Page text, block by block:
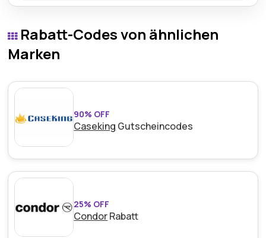
Neue Abonnenten von Monbento.de erhalten 10%
hervorragenden Start in ihr Einkaufserlebnis.
Rabatt-Codes von ähnlichen
Marken
90% OFF
Caseking Gutscheincodes
25% OFF
CondorRabatt